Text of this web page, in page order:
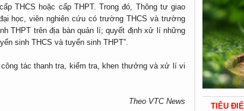
THCS hoặc cấp THPT. Trong đó, Thông tư giao
học, viên nghiên cứu có trường THCS và trường
THPT trên địa bàn quản lí; quyết định xử lí những
sinh THCS và tuyển sinh THPT”.
tác thanh tra, kiểm tra, khen thưởng và xử lí vi
Theo VTC News
TIÊU